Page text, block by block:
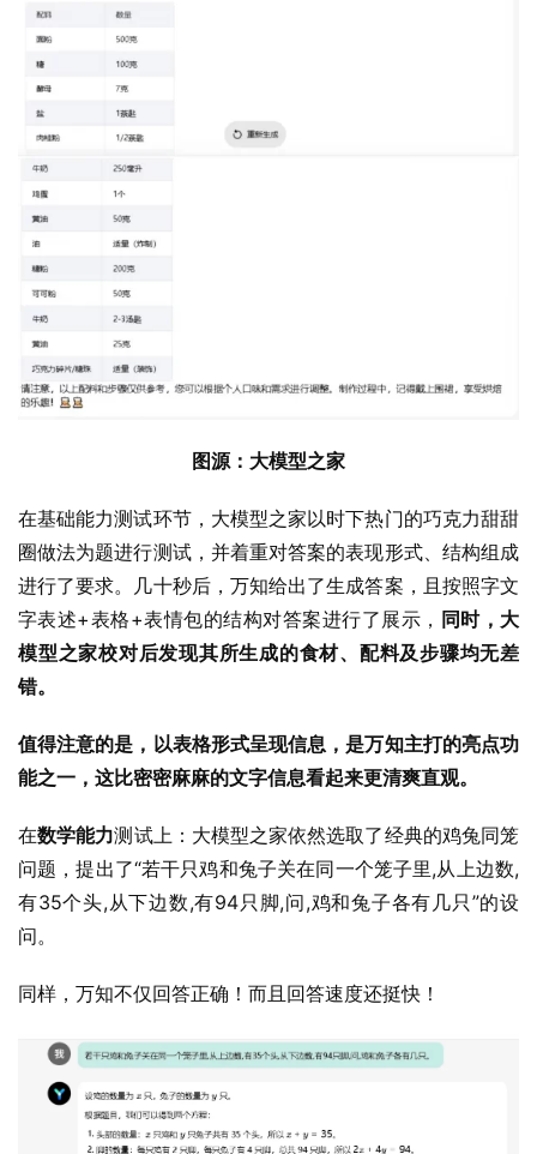
图源：大模型之家
在基础能力测试环节，大模型之家以时下热门的巧克力甜甜
圈做法为题进行测试，并着重对答案的表现形式、结构组成
进行了要求。几十秒后，万知给出了生成答案，且按照字文
字表述+表格+表情包的结构对答案进行了展示， 同时，大
模型之家校对后发现其所生成的食材、配料及步骤均无差
错。
值得注意的是，以表格形式呈现信息，是万知主打的亮点功
能之一，这比密密麻麻的文字信息看起来更清爽直观。
在数学能力测试上：大模型之家依然选取了经典的鸡兔同笼
问题，提出了“若干只鸡和兔子关在同一个笼子里,从上边数,
有35个头,从下边数,有94只脚,问,鸡和兔子各有几只”的设
问。
同样，万知不仅回答正确！而且回答速度还挺快！